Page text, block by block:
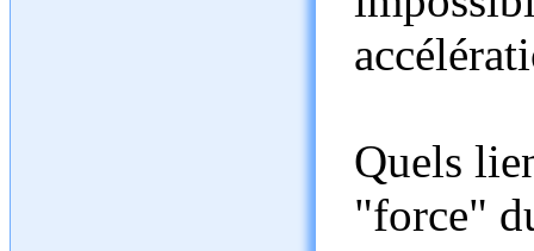
Quels
"force"